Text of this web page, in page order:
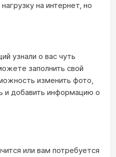
на интернет, но
узнали о вас чуть
заполнить свой
изменить фото,
добавить информацию о
или вам потребуется